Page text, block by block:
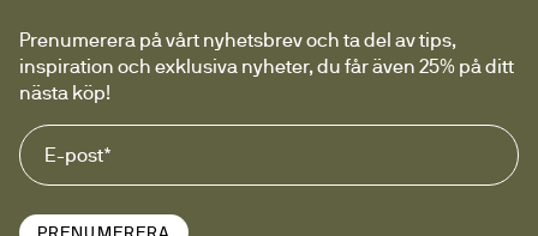
Prenumerera på vårt nyhetsbrev och ta del av tips,
inspiration och exklusiva nyheter, du får även 25% på ditt
nästa köp!